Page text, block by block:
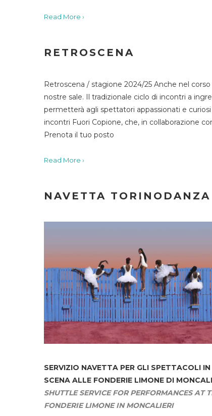
Read More ›
RETROSCENA
Retroscena / stagione 2024/25 Anche nel
nostre sale. Il tradizionale ciclo di incontri a
permetterà agli spettatori appassionati e
incontri Fuori Copione, che, in collaborazione
Prenota il tuo posto
Read More ›
NAVETTA
SERVIZIO NAVETTA PER GLI SPETTACOLI IN
SCENA ALLE FONDERIE LIMONE DI
SHUTTLE SERVICE FOR PERFORMANCES AT
FONDERIE LIMONE IN MONCALIERI